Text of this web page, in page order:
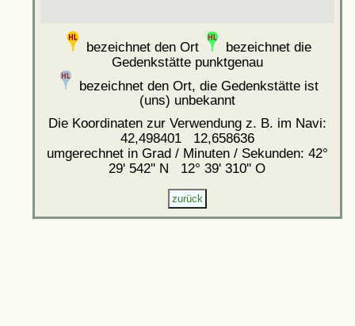
bezeichnet den Ort
bezeichnet die
Gedenkstätte punktgenau
bezeichnet den Ort, die Gedenkstätte ist
(uns) unbekannt
Die Koordinaten zur Verwendung z. B. im Navi:
42,498401 12,658636
umgerechnet in Grad / Minuten / Sekunden: 42°
29' 542'' N 12° 39' 310'' O